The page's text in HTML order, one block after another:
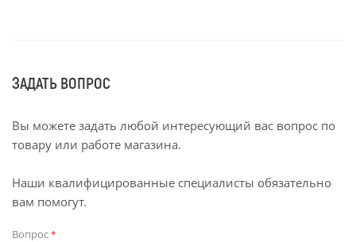
ЗАДАТЬ ВОПРОС
Вы можете задать любой интересующий вас вопрос по
товару или работе магазина.
Наши квалифицированные специалисты обязательно
вам помогут.
Вопрос*